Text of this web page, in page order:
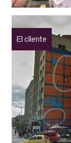
El cliente